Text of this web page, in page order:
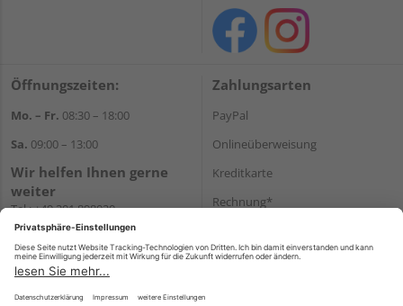
Öffnungszeiten:
Mo. – Fr. 08:30 – 18:00
Sa. 09:00 – 13:00
Wir helfen Ihnen gerne
weiter
Tel.:+49 201 898020
E-Mail:shop@vonderstein.de
Zahlungsarten
PayPal
Onlineüberweisung
Kreditkarte
Rechnung*
Versand